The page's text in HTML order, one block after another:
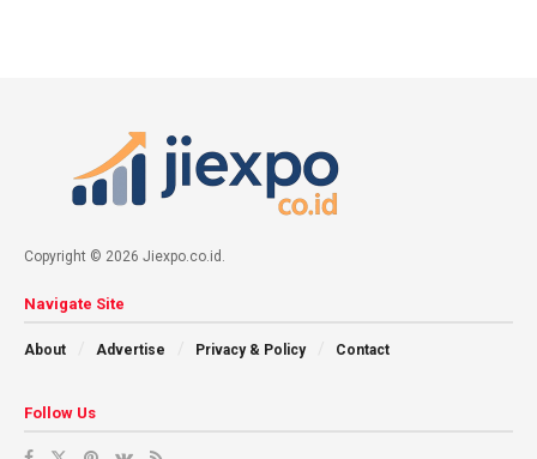
Copyright © 2026 Jiexpo.co.id.
Navigate Site
About Advertise Privacy & Policy Contact
Follow Us